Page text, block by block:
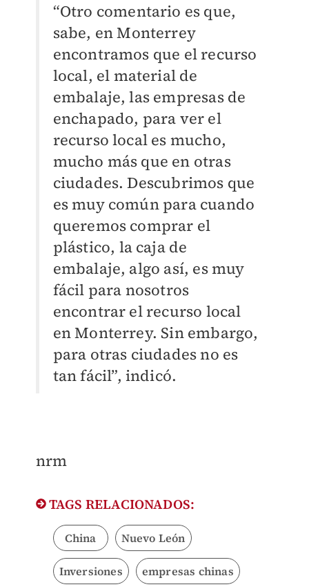
“Otro comentario es que,
sabe, en Monterrey
encontramos que el recurso
local, el material de
embalaje, las empresas de
enchapado, para ver el
recurso local es mucho,
mucho más que en otras
ciudades. Descubrimos que
es muy común para cuando
queremos comprar el
plástico, la caja de
embalaje, algo así, es muy
fácil para nosotros
encontrar el recurso local
en Monterrey. Sin embargo,
para otras ciudades no es
tan fácil”, indicó.
nrm
TAGS RELACIONADOS:
China Nuevo León
Inversiones empresas chinas